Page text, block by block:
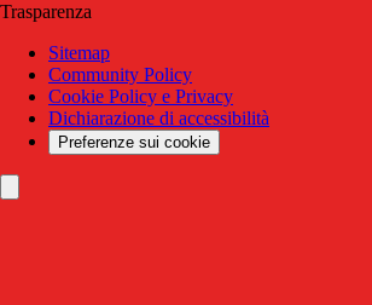
Trasparenza
Sitemap
Community Policy
Cookie Policy e Privacy
Dichiarazione di accessibilità
Preferenze sui cookie